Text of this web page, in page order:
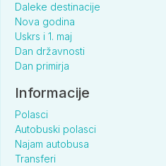
Daleke destinacije
Nova godina
Uskrs i 1. maj
Dan državnosti
Dan primirja
Informacije
Polasci
Autobuski polasci
Najam autobusa
Transferi